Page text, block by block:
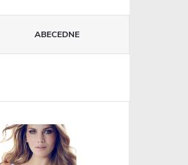
ABECEDNE